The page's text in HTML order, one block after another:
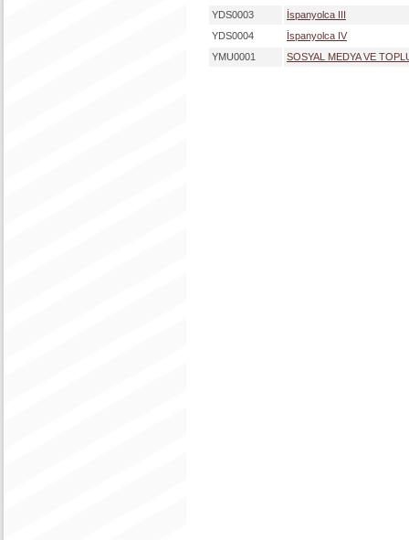
YDS0003
İspanyolca III
YDS0004
İspanyolca IV
YMU0001
SOSYAL MEDYA VE